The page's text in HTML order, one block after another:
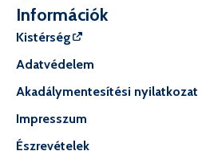
Információk
Kistérség
Adatvédelem
Akadálymentesítési nyilatkozat
Impresszum
Észrevételek